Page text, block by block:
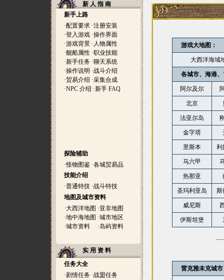
新 人 指 南
新手上路
·配置要求 ·注册安装
·登入游戏 ·操作界面
·游戏背景 · 人物属性
·舰船属性 ·职业技能
·新手任务 ·聊天系统
·操作说明 ·战斗介绍
·贸易介绍 ·采集合成
·NPC 介绍 ·新手 FAQ
探险辅助
·怪物图鉴 ·各城贸易品
技能介绍
·普通特技 ·战斗特技
地图及城市资料
·大西洋地图 ·亚非地图
·地中海地图 ·城市地区
·城市资料 ·岛屿资料
实 用 资 料
任务大全
·剧情任务 ·战盟任务
游戏大地图：
大西洋海域
各城市、海港
阿尔及尔
北京
法亚尔岛
金字塔
里斯本 利
马六甲
热那亚
圣玛利亚岛 斯
威尼斯
伊斯坦堡
雷克雅未克城市